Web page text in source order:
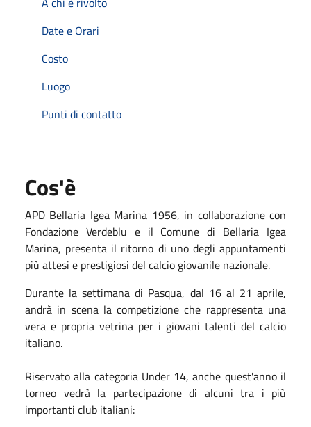
Date e Orari
Costo
Luogo
Punti di contatto
Cos'è
APD Bellaria Igea Marina 1956, in collaborazione con
Fondazione Verdeblu e il Comune di Bellaria Igea
Marina, presenta il ritorno di uno degli appuntamenti
più attesi e prestigiosi del calcio giovanile nazionale.
Durante la settimana di Pasqua, dal 16 al 21 aprile,
andrà in scena la competizione che rappresenta una
vera e propria vetrina per i giovani talenti del calcio
italiano.
Riservato alla categoria Under 14, anche quest'anno il
torneo vedrà la partecipazione di alcuni tra i più
importanti club italiani: